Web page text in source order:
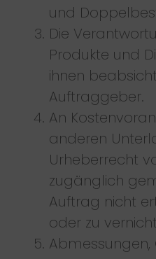
und
Die
Produkte und
ihnen
Auftraggeber.
An
anderen
Urheberrecht
zugänglich
Auftrag nicht
oder zu
Abmessungen,